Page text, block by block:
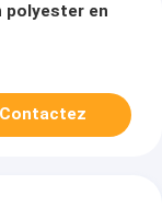
polyester en
Contactez